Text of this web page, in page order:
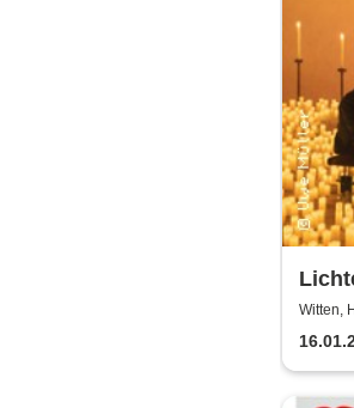
Witten,